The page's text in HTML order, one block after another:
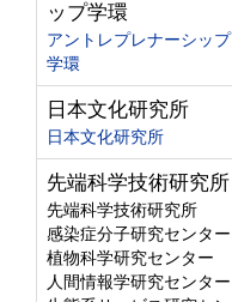
ップ学環
アントレプレナーシップ
学環
日本文化研究所
日本文化研究所
先端科学技術研究所
先端科学技術研究所
感染症分子研究センター
植物科学研究センター
人間情報学研究センター